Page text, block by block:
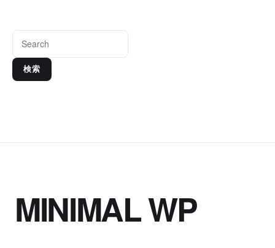
検索
MINIMAL WP